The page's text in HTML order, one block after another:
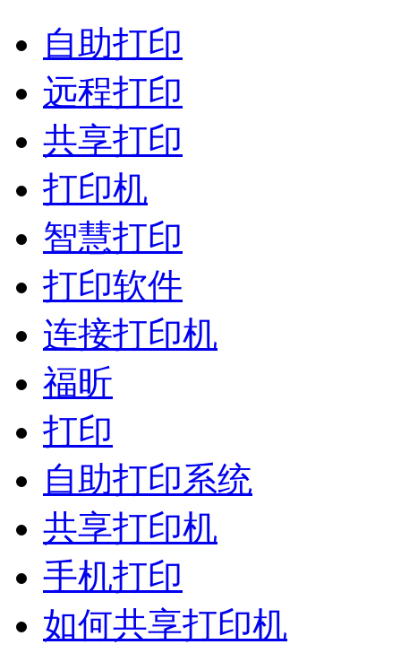
自助打印
远程打印
共享打印
打印机
智慧打印
打印软件
连接打印机
福昕
打印
自助打印系统
共享打印机
手机打印
如何共享打印机